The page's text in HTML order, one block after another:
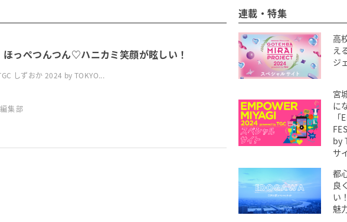
ほっぺつんつん♡ハニカミ笑顔が眩しい！
しずおか 2024 by TOKYO...
集部
連載・特集
高
え
ジ
宮
に
by
サ
都
良
い
魅